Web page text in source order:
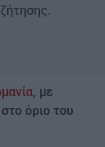
, με
όριο του